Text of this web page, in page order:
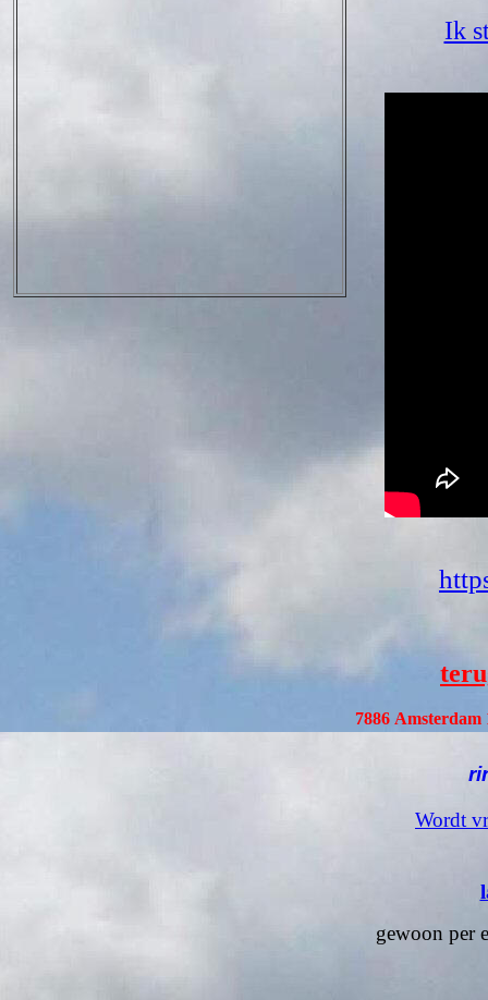
Ik
7886 Amsterdam
Wordt
gewoon per